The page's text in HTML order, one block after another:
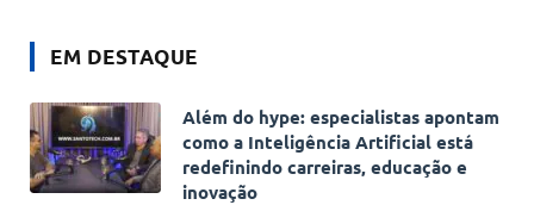
EM DESTAQUE
Além do hype: especialistas apontam
como a Inteligência Artificial está
redefinindo carreiras, educação e
inovação